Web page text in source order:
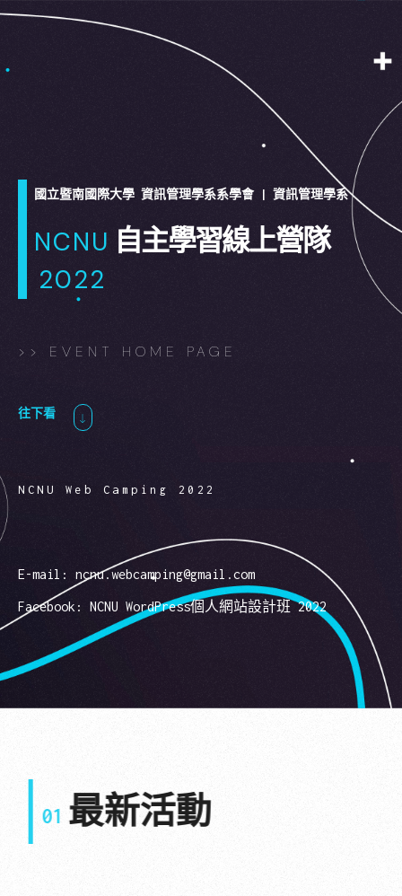
國立暨南國際大學 資訊管理學系系學會 | 資訊管理學系
NCNU 自主學習線上營隊
2022
>> EVENT HOME PAGE
往下看
NCNU Web Camping 2022
E-mail: ncnu.webcamping@gmail.com
Facebook: NCNU WordPress個人網站設計班 2022
01 最新活動